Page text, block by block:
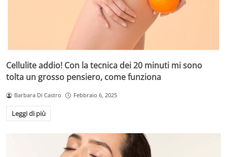
Cellulite addio! Con la tecnica dei 20 minuti mi sono
tolta un grosso pensiero, come funziona
Barbara Di Castro Febbraio 6, 2025
Leggi di più